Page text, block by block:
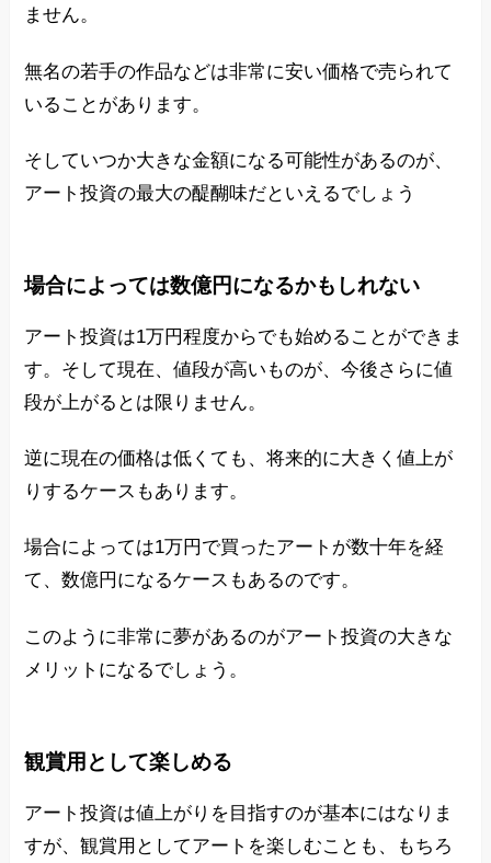
ません。
無名の若手の作品などは非常に安い価格で売られて
いることがあります。
そしていつか大きな金額になる可能性があるのが、
アート投資の最大の醍醐味だといえるでしょう
場合によっては数億円になるかもしれない
アート投資は1万円程度からでも始めることができま
す。そして現在、値段が高いものが、今後さらに値
段が上がるとは限りません。
逆に現在の価格は低くても、将来的に大きく値上が
りするケースもあります。
場合によっては1万円で買ったアートが数十年を経
て、数億円になるケースもあるのです。
このように非常に夢があるのがアート投資の大きな
メリットになるでしょう。
観賞用として楽しめる
アート投資は値上がりを目指すのが基本にはなりま
すが、観賞用としてアートを楽しむことも、もちろ